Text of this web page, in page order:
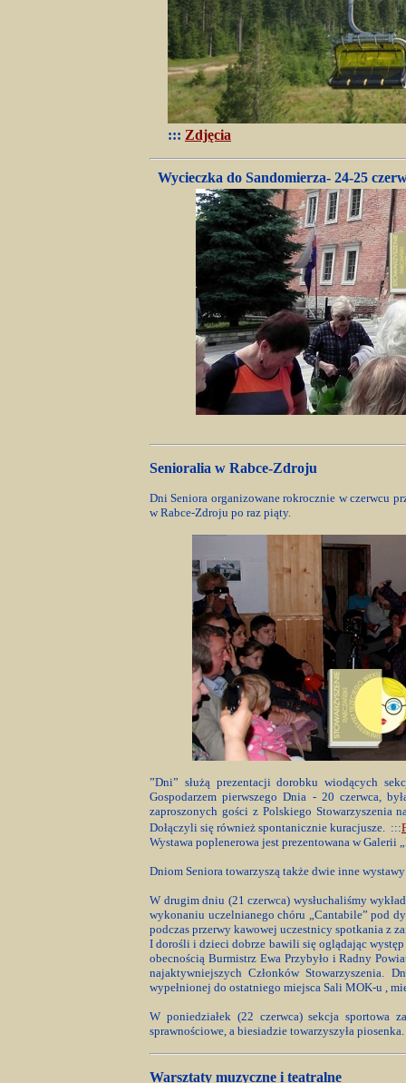
::: Zdjęcia
Wycieczka do Sandomierza- 24-25
Senioralia w Rabce-Zdroju
Dni Seniora organizowane rokrocznie w czerwcu
w Rabce-Zdroju po raz piąty.
”Dni” służą prezentacji dorobku wiodących
Gospodarzem pierwszego Dnia - 20 czerwca,
zaproszonych gości z Polskiego Stowarzyszenia
Dołączyli się również spontanicznie kuracjusze. :::
Wystawa poplenerowa jest prezentowana w Galerii
Dniom Seniora towarzyszą także dwie inne
W drugim dniu (21 czerwca) wysłuchaliśmy
wykonaniu uczelnianego chóru „Cantabile” pod
podczas przerwy kawowej uczestnicy spotkania z
I dorośli i dzieci dobrze bawili się oglądając
obecnością Burmistrz Ewa Przybyło i Radny
najaktywniejszych Członków Stowarzyszenia.
wypełnionej do ostatniego miejsca Sali MOK-u ,
W poniedziałek (22 czerwca) sekcja
sprawnościowe, a biesiadzie towarzyszyła
Warsztaty muzyczne i teatralne